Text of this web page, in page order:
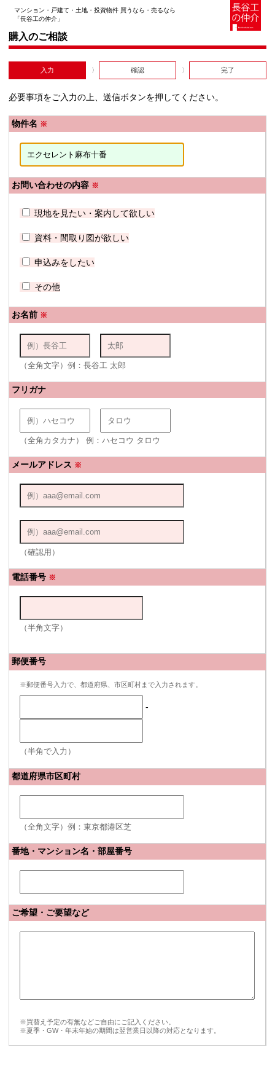
マンション・戸建て・土地・投資物件 買うなら・売るなら
「長谷工の仲介」
購入のご相談
入力 確認 完了
必要事項をご入力の上、送信ボタンを押してください。
物件名 ※
お問い合わせの内容 ※
現地を見たい・案内して欲しい
資料・間取り図が欲しい
申込みをしたい
その他
お名前 ※
（全角文字）例：長谷工 太郎
フリガナ
（全角カタカナ） 例：ハセコウ タロウ
メールアドレス ※
（確認用）
電話番号 ※
（半角文字）
郵便番号
※郵便番号入力で、都道府県、市区町村まで入力されます。
-
（半角で入力）
都道府県市区町村
（全角文字）例：東京都港区芝
番地・マンション名・部屋番号
ご希望・ご要望など
※買替え予定の有無などご自由にご記入ください。
※夏季・GW・年末年始の期間は翌営業日以降の対応となります。